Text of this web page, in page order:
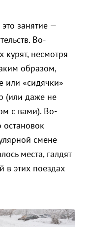
занятие —
Во-
курят, несмотря
образом,
или «сидячки»
(или даже не
с вами). Во-
остановок
смене
места, галдят
в этих поездах